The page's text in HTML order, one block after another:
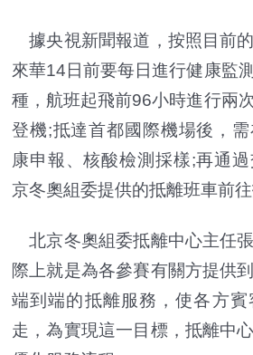
據央視新聞報道，按照目前
來華14日前要每日進行健康監
種，航班起飛前96小時進行兩
登機;抵達首都國際機場後，
康申報、核酸檢測採樣;再通
京冬奧組委提供的抵離班車前往
北京冬奧組委抵離中心主任
際上就是為各參賽有關方提供
端到端的抵離服務，使各方
走，為實現這一目標，抵離中